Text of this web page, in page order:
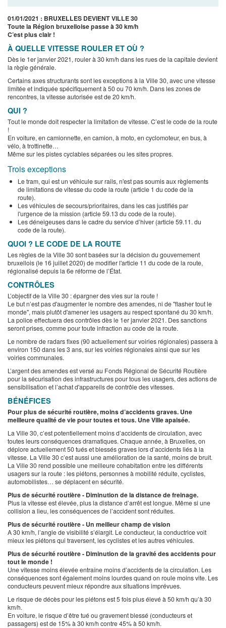
01/01/2021 : BRUXELLES DEVIENT VILLE 30
Toute la Région bruxelloise passe à 30 km/h
C’est plus clair !
À QUELLE VITESSE ROULER ET OÙ ?
Dès le 1er janvier 2021, rouler à 30 km/h dans les rues de la capitale devient
la règle générale.
Certains axes structurants sont les exceptions à la Ville 30, avec une vitesse
limitée et indiquée spécifiquement à 50 ou 70 km/h. Dans les zones de
rencontres, la vitesse autorisée est de 20 km/h.
QUI ?
Tout le monde doit respecter la limitation de vitesse. C’est le code de la route
!
En voiture, en camionnette, en camion, à moto, en cyclomoteur, en bus, à
vélo, à trottinette…
Même sur les pistes cyclables séparées ou les sites propres.
Trois exceptions
Le tram, qui est un véhicule sur rails, n'est pas soumis aux règlements
de limitations de vitesse du code la route (article 1 du code de la
route).
Les véhicules de secours/prioritaires, dans les cas justifiés par
l'urgence de la mission (article 59.13 du code de la route).
Les déneigeuses dans le cadre du service d’hiver (article 59.11. du
code de la route).
QUOI ? LE CODE DE LA ROUTE
Les règles de la Ville 30 sont basées sur la décision du gouvernement
bruxellois (le 16 juillet 2020) de modifier l'article 11 du code de la route,
régionalisé depuis la 6e réforme de l’État.
CONTRÔLES
L’objectif de la Ville 30 : épargner des vies sur la route !
Le but n’est pas d'augmenter le nombre des amendes, ni de "flasher tout le
monde", mais plutôt d'amener les usagers au respect spontané du 30 km/h.
La police effectuera des contrôles dès le 1er janvier 2021. Des sanctions
seront prises, comme pour toute infraction au code de la route.
Le nombre de radars fixes (90 actuellement sur voiries régionales) passera à
environ 150 dans les 3 ans, sur les voiries régionales ainsi que sur les
voiries communales.
L’argent des amendes est versé au Fonds Régional de Sécurité Routière
pour la sécurisation des infrastructures pour tous les usagers, des actions de
sensibilisation et l’achat d'appareils de contrôle des vitesses.
BÉNÉFICES
Pour plus de sécurité routière, moins d’accidents graves. Une
meilleure qualité de vie pour toutes et tous. Une Ville apaisée.
La Ville 30, c’est potentiellement moins d’accidents de circulation, avec
toutes leurs conséquences dramatiques. Chaque année, à Bruxelles, on
déplore actuellement 50 tués et blessés graves lors d’accidents liés à la
vitesse. La Ville 30 c’est aussi une amélioration de la santé, moins de bruit.
La Ville 30 rend possible une meilleure cohabitation entre les différents
usagers sur la route : les piétons, personnes à mobilité réduite, cyclistes,
automobilistes… se déplacent en sécurité.
Plus de sécurité routière - Diminution de la distance de freinage.
Plus la vitesse est élevée, plus la distance d’arrêt est longue. Même si une
collision a lieu, les conséquences de l’accident sont réduites.
Plus de sécurité routière - Un meilleur champ de vision
A 30 km/h, l’angle de visibilité s’élargit. Le conducteur, la conductrice voit
mieux les piétons qui traversent, les cyclistes et les autres véhicules.
Plus de sécurité routière - Diminution de la gravité des accidents pour
tout le monde !
Une vitesse moins élevée entraîne moins d’accidents de la circulation. Les
conséquences sont également moins lourdes quand on roule moins vite. Les
conducteurs peuvent mieux répondre aux situations imprévues.
Le risque de décès pour les piétons est 5 fois plus élevé à 50 km/h qu’à 30
km/h.
En voiture, le risque d’être tué ou gravement blessé (conducteurs et
passagers) est de 15% à 30 km/h contre 45% à 50 km/h.